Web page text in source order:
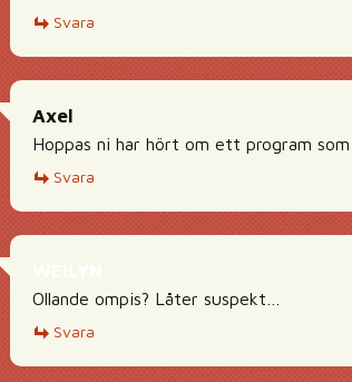
Svara
Axel
Hoppas ni har hört om ett program
Svara
Ollande ompis? Låter suspekt…
Svara